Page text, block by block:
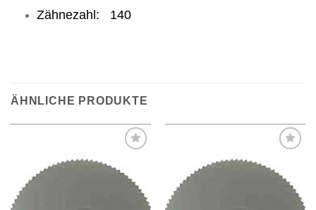
Zähnezahl: 140
ÄHNLICHE PRODUKTE
Meine
Meine